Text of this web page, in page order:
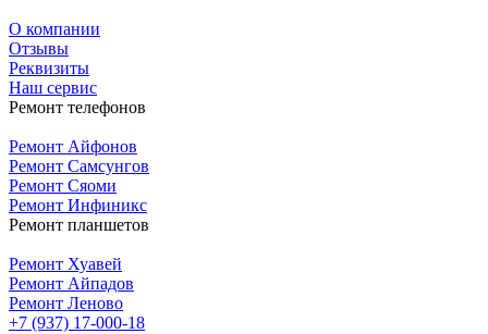
О компании
Отзывы
Реквизиты
Наш сервис
Ремонт телефонов
Ремонт Айфонов
Ремонт Самсунгов
Ремонт Сяоми
Ремонт Инфиникс
Ремонт планшетов
Ремонт Хуавей
Ремонт Айпадов
Ремонт Леново
+7 (937) 17-000-18